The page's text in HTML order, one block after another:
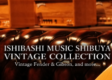
アコースティックギター
エレキベース
ウクレレ